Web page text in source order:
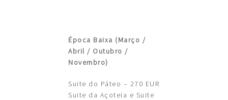
Época Baixa (Março /
Abril / Outubro /
Novembro)
Suite do Páteo – 270 EUR
Suite da Açoteia e Suite